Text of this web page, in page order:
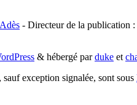
- Directeur de la publication :
& hébergé parduke et
sauf exception signalée, sont sous